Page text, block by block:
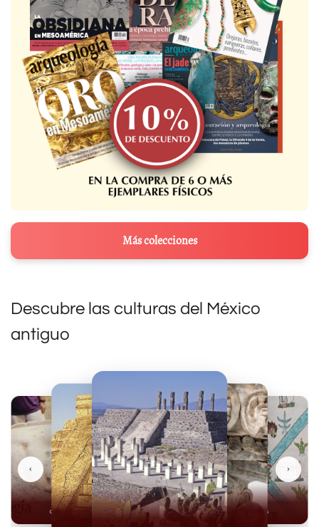
Más colecciones
Descubre las culturas del México
antiguo
Mexicas
Olmecas
‹ ›